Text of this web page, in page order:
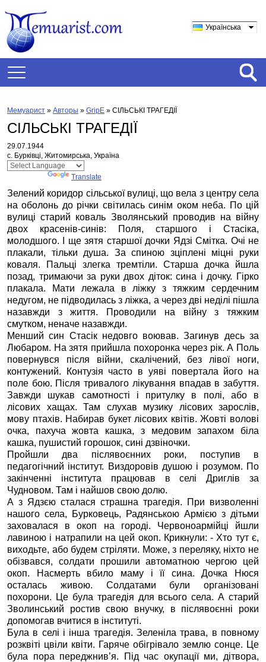
Українська
Мемуарист » Авторы » GripE » СІЛЬСЬКІ ТРАГЕДІЇ
СІЛЬСЬКІ ТРАГЕДІЇ
29.07.1944
с. Бурківці, Житомирська, Україна
Translate
Зелений коридор сільської вулиці, що вела з центру села
на оболонь до річки світилась синім оком неба. По цій
вулиці старий коваль Зволянський проводив на війну
двох красенів-синів: Поля, старшого і Стасіка,
молодшого. І ще зятя старшої дочки Ядзі Смітка. Очі не
плакали, тільки душа. За спиною зціплені міцні руки
коваля. Пальці злегка тремтіли. Старша дочка йшла
позад, тримаючи за руки двох діток: сина і дочку. Гірко
плакала. Мати лежала в ліжку з тяжким сердечним
недугом, не підводилась з ліжка, а через дві неділі пішла
назавжди з життя. Проводили на війну з тяжким
смутком, неначе назавжди.
Менший син Стасік недовго воював. Загинув десь за
Любаром. На зятя прийшла похоронка через рік. А Поль
повернувся після війни, скалічений, без лівої ноги,
контужений. Контузія часто в уяві повертала його на
поле бою. Після тривалого лікування впадав в забуття.
Завжди шукав самотності і притулку в полі, або в
лісових хащах. Там слухав музику лісових зарослів,
мову птахів. Набирав букет лісових квітів. Жовті волові
очка, пахуча жовта кашка, з медовим запахом біла
кашка, пушистий горошок, сині дзвіночки.
Пройшли два післявоєнних роки, поступив в
педагогічний інститут. Виздоровів душою і розумом. По
закінченні інститута працював в селі Дриглів за
Чудновом. Там і найшов свою долю.
А з Ядзєю сталася страшна трагедія. При визволенні
нашого села, Бурковець, Радянською Армією з дітьми
заховалася в окоп на городі. Червоноармійці йшли
лавиною і натрапили на цей окоп. Крикнули: - Хто тут є,
виходьте, або будем стріляти. Може, з переляку, ніхто не
обізвався, солдати прошили автоматною чергою цей
окоп. Насмерть вбило маму і її сина. Дочка Нюся
осталась живою. Солдатами були організовані
похорони. Це була трагедія для всього села. А старий
Зволинський ростив свою внучку, в післявоєнні роки
допомогав вчитися в інституті.
Була в селі і інша трагедія. Зеленіла трава, в повному
розквіті цвіли квіти. Гаряче обігрівало землю сонце. Це
була пора переджнив’я. Під час окупації ми, дітвора,